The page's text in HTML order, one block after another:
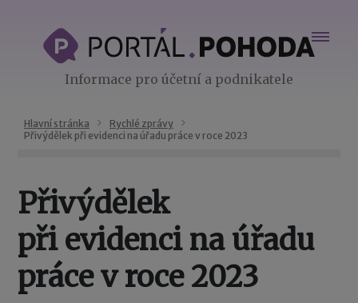
Informace pro účetní a podnikatele
Hlavní stránka
Rychlé zprávy
Přivýdělek při evidenci na úřadu práce v roce 2023
Přivýdělek
při evidenci na úřadu
práce v roce 2023